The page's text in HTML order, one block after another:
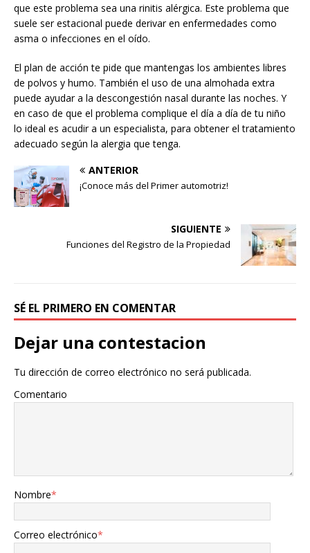
que este problema sea una rinitis alérgica. Este problema que
suele ser estacional puede derivar en enfermedades como
asma o infecciones en el oído.
El plan de acción te pide que mantengas los ambientes libres
de polvos y humo. También el uso de una almohada extra
puede ayudar a la descongestión nasal durante las noches. Y
en caso de que el problema complique el día a día de tu niño
lo ideal es acudir a un especialista, para obtener el tratamiento
adecuado según la alergia que tenga.
ANTERIOR
¡Conoce más del Primer automotriz!
SIGUIENTE
Funciones del Registro de la Propiedad
SÉ EL PRIMERO EN COMENTAR
Dejar una contestacion
Tu dirección de correo electrónico no será publicada.
Comentario
Nombre*
Correo electrónico*